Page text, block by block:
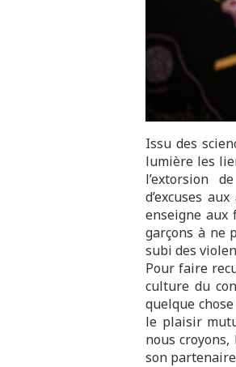
Issu des
lumière les
l’extorsion
d’excuses
enseigne aux
garçons à ne
subi des
Pour faire
culture du
quelque
le plaisir
nous croyons,
son partenaire